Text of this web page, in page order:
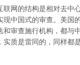
联网的结构是相对去中
现中国式的审查。美国
和审查施行机构，都与
实质是雷同的，同样都